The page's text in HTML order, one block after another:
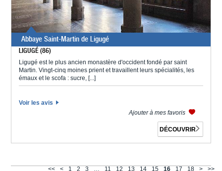
Abbaye Saint-Martin de Ligugé
LIGUGÉ (86)
Ligugé est le plus ancien monastère d'occident fondé par saint
Martin. Vingt-cinq moines prient et travaillent leurs spécialités, les
émaux et le scofa : sucre, [...]
Voir les avis
Ajouter à mes favoris
DÉCOUVRIR
<< < 1 2 3 … 11 12 13 14 15 16 17 18 > >>